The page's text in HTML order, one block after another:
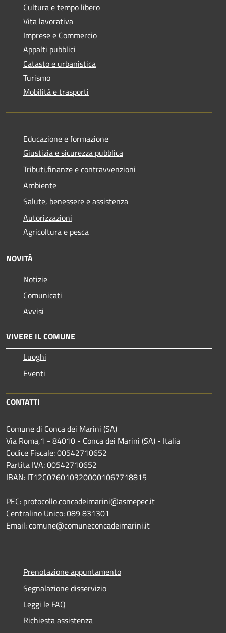
Cultura e tempo libero
Vita lavorativa
Imprese e Commercio
Appalti pubblici
Catasto e urbanistica
Turismo
Mobilità e trasporti
Educazione e formazione
Giustizia e sicurezza pubblica
Tributi,finanze e contravvenzioni
Ambiente
Salute, benessere e assistenza
Autorizzazioni
Agricoltura e pesca
NOVITÀ
Notizie
Comunicati
Avvisi
VIVERE IL COMUNE
Luoghi
Eventi
CONTATTI
Comune di Conca dei Marini (SA)
Via Roma,1 - 84010 - Conca dei Marini (SA) - Italia
Codice Fiscale: 00542710652
Partita IVA: 00542710652
IBAN: IT12C0760103200001067718815
PEC: protocollo.concadeimarini@asmepec.it
Centralino Unico: 089 831301
Email: comune@comuneconcadeimarini.it
Prenotazione appuntamento
Segnalazione disservizio
Leggi le FAQ
Richiesta assistenza